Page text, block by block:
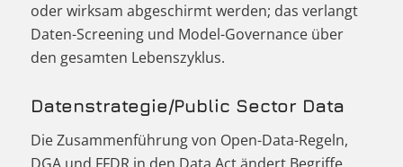
oder wirksam abgeschirmt werden; das verlangt
Daten-Screening und Model-Governance über
den gesamten Lebenszyklus.
Datenstrategie/Public Sector Data
Die Zusammenführung von Open-Data-Regeln,